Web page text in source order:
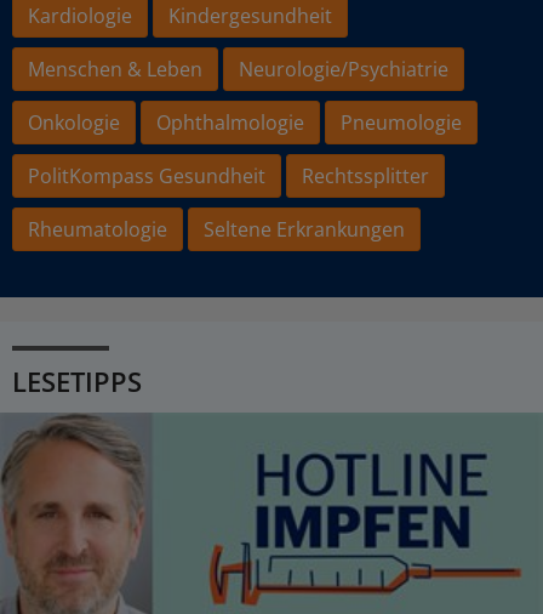
Kardiologie
Kindergesundheit
Menschen & Leben
Neurologie/Psychiatrie
Onkologie
Ophthalmologie
Pneumologie
PolitKompass Gesundheit
Rechtssplitter
Rheumatologie
Seltene Erkrankungen
LESETIPPS